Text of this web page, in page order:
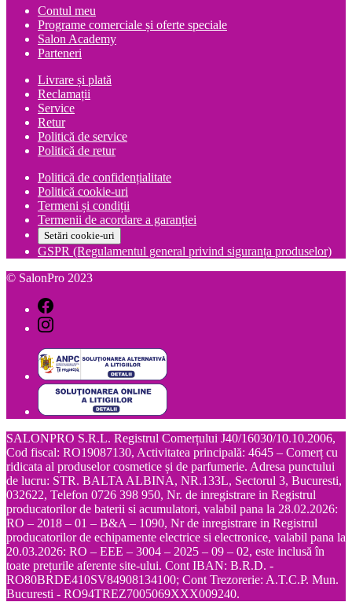
Contul meu
Programe comerciale și oferte speciale
Salon Academy
Parteneri
Livrare și plată
Reclamații
Service
Retur
Politică de service
Politică de retur
Politică de confidențialitate
Politică cookie-uri
Termeni și condiții
Termenii de acordare a garanției
Setări cookie-uri
GSPR (Regulamentul general privind siguranța produselor)
© SalonPro 2023
SALONPRO S.R.L. Registrul Comerțului J40/16030/10.10.2006,
Cod fiscal: RO19087130, Activitatea principală: 4645 – Comerț cu
ridicata al produselor cosmetice și de parfumerie. Adresa punctului
de lucru: STR. BALTA ALBINA, NR.133L, Sectorul 3, Bucuresti,
032622, Telefon 0726 398 950, Nr. de inregistrare in Registrul
producatorilor de baterii si acumulatori, valabil pana la 28.02.2026:
RO – 2018 – 01 – B&A – 1090, Nr de inregistrare in Registrul
producatorilor de echipamente electrice si electronice, valabil pana la
20.03.2026: RO – EEE – 3004 – 2025 – 09 – 02, este inclusă în
toate prețurile aferente site-ului. Cont IBAN: B.R.D. -
RO80BRDE410SV84908134100; Cont Trezorerie: A.T.C.P. Mun.
Bucuresti - RO94TREZ7005069XXX009240.